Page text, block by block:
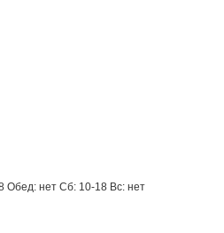
Обед: нет Сб: 10-18 Вс: нет